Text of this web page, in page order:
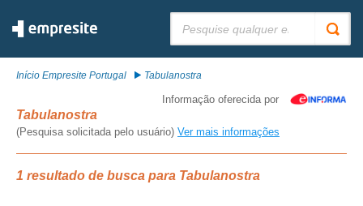
Início Empresite Portugal Tabulanostra
Informação oferecida por
Tabulanostra
(Pesquisa solicitada pelo usuário) Ver mais informações
1 resultado de busca para Tabulanostra